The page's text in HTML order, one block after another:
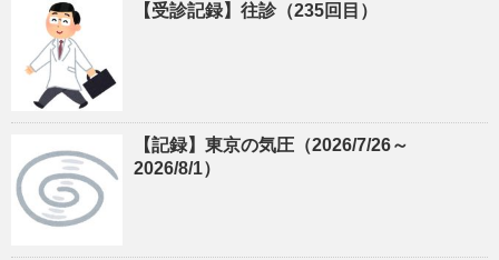
【受診記録】往診（235回目）
【記録】東京の気圧（2026/7/26～
2026/8/1）